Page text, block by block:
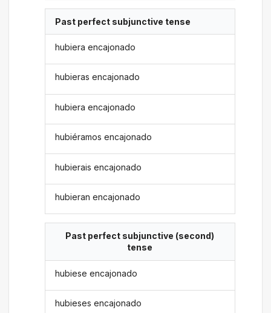
Past perfect subjunctive tense
hubiera encajonado
hubieras encajonado
hubiera encajonado
hubiéramos encajonado
hubierais encajonado
hubieran encajonado
Past perfect subjunctive (second)
tense
hubiese encajonado
hubieses encajonado